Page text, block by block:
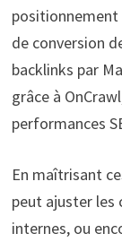
positionnement
de conversion
backlinks par
grâce à
performances
En maîtrisant
peut ajuster les
internes, ou